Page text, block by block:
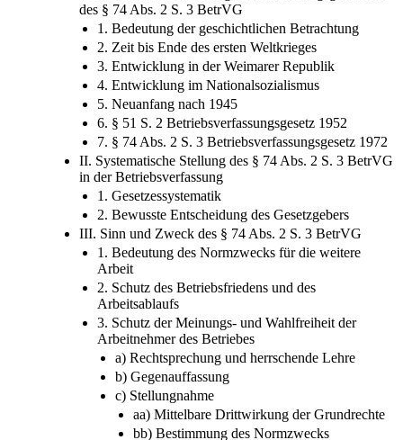
I. Historische Entwicklung und Entstehungsgeschichte
des § 74 Abs. 2 S. 3 BetrVG
1. Bedeutung der geschichtlichen Betrachtung
2. Zeit bis Ende des ersten Weltkrieges
3. Entwicklung in der Weimarer Republik
4. Entwicklung im Nationalsozialismus
5. Neuanfang nach 1945
6. § 51 S. 2 Betriebsverfassungsgesetz 1952
7. § 74 Abs. 2 S. 3 Betriebsverfassungsgesetz 1972
II. Systematische Stellung des § 74 Abs. 2 S. 3 BetrVG
in der Betriebsverfassung
1. Gesetzessystematik
2. Bewusste Entscheidung des Gesetzgebers
III. Sinn und Zweck des § 74 Abs. 2 S. 3 BetrVG
1. Bedeutung des Normzwecks für die weitere
Arbeit
2. Schutz des Betriebsfriedens und des
Arbeitsablaufs
3. Schutz der Meinungs- und Wahlfreiheit der
Arbeitnehmer des Betriebes
a) Rechtsprechung und herrschende Lehre
b) Gegenauffassung
c) Stellungnahme
aa) Mittelbare Drittwirkung der Grundrechte